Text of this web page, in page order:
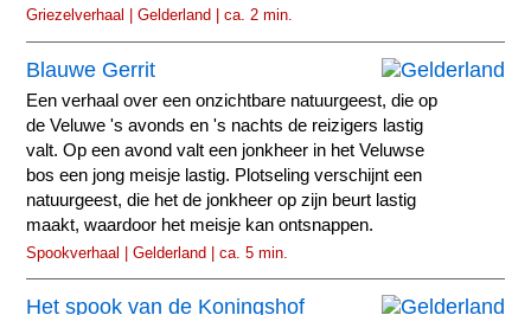
Griezelverhaal | Gelderland | ca. 2 min.
Blauwe Gerrit
Een verhaal over een onzichtbare natuurgeest, die op
de Veluwe 's avonds en 's nachts de reizigers lastig
valt. Op een avond valt een jonkheer in het Veluwse
bos een jong meisje lastig. Plotseling verschijnt een
natuurgeest, die het de jonkheer op zijn beurt lastig
maakt, waardoor het meisje kan ontsnappen.
Spookverhaal | Gelderland | ca. 5 min.
Het spook van de Koningshof